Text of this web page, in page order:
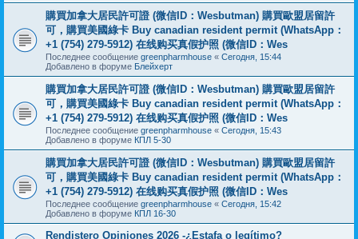
購買加拿大居民許可證 (微信ID：Wesbutman) 購買歐盟居留許
可，購買美國綠卡 Buy canadian resident permit (WhatsApp：
+1 (754) 279-5912) 在线购买真假护照 (微信ID：Wes
Последнее сообщение greenpharmhouse « Сегодня, 15:44
Добавлено в форуме Блейхерт
購買加拿大居民許可證 (微信ID：Wesbutman) 購買歐盟居留許
可，購買美國綠卡 Buy canadian resident permit (WhatsApp：
+1 (754) 279-5912) 在线购买真假护照 (微信ID：Wes
Последнее сообщение greenpharmhouse « Сегодня, 15:43
Добавлено в форуме КПЛ 5-30
購買加拿大居民許可證 (微信ID：Wesbutman) 購買歐盟居留許
可，購買美國綠卡 Buy canadian resident permit (WhatsApp：
+1 (754) 279-5912) 在线购买真假护照 (微信ID：Wes
Последнее сообщение greenpharmhouse « Сегодня, 15:42
Добавлено в форуме КПЛ 16-30
Rendistero Opiniones 2026 -¿Estafa o legítimo?